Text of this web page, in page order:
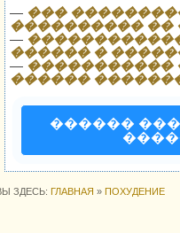
— ���
���������� ��
—
������ �
— �����������
������
������
ЗДЕСЬ: ГЛАВНАЯ » ПОХУДЕНИЕ